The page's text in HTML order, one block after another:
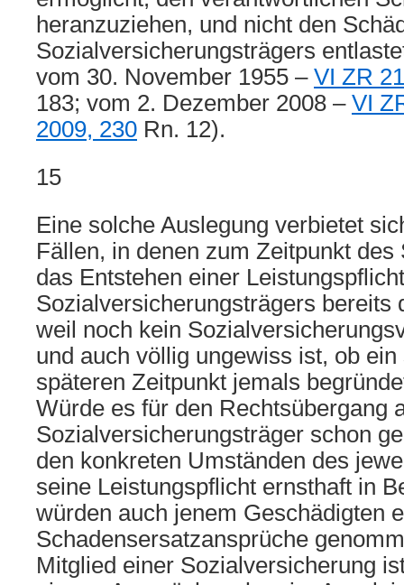
heranzuziehen, und nicht den
Sozialversicherungsträgers
vom 30. November 1955 – VI ZR
183; vom 2. Dezember 2008 – VI
2009, 230 Rn. 12).
15
Eine solche Auslegung verbietet
Fällen, in denen zum Zeitpunkt des
das Entstehen einer
Sozialversicherungsträgers bereits
weil noch kein
und auch völlig ungewiss ist, ob
späteren Zeitpunkt jemals
Würde es für den Rechtsübergang
Sozialversicherungsträger schon
den konkreten Umständen des
seine Leistungspflicht ernsthaft in
würden auch jenem Geschädigten
Schadensersatzansprüche
Mitglied einer Sozialversicherung